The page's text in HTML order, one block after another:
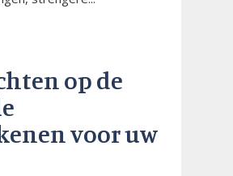
op de
voor uw